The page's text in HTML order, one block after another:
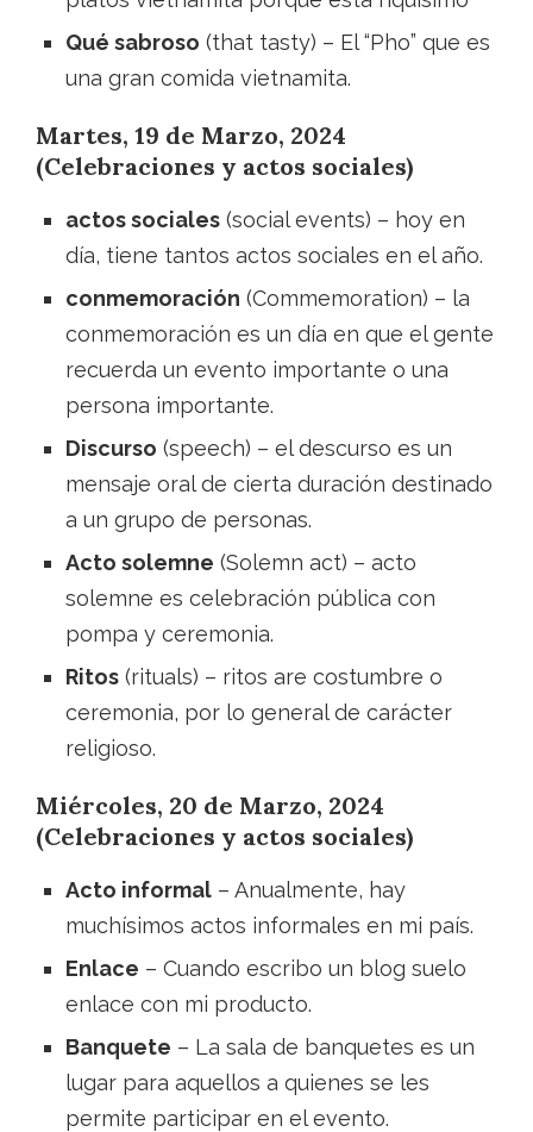
Qué sabroso (that tasty) – El “Pho” que es
una gran comida vietnamita.
Martes, 19 de Marzo, 2024
(Celebraciones y actos sociales)
actos sociales (social events) – hoy en
día, tiene tantos actos sociales en el año.
conmemoración (Commemoration) – la
conmemoración es un día en que el gente
recuerda un evento importante o una
persona importante.
Discurso (speech) – el descurso es un
mensaje oral de cierta duración destinado
a un grupo de personas.
Acto solemne (Solemn act) – acto
solemne es celebración pública con
pompa y ceremonia.
Ritos (rituals) – ritos are costumbre o
ceremonia, por lo general de carácter
religioso.
Miércoles, 20 de Marzo, 2024
(Celebraciones y actos sociales)
Acto informal – Anualmente, hay
muchísimos actos informales en mi país.
Enlace – Cuando escribo un blog suelo
enlace con mi producto.
Banquete – La sala de banquetes es un
lugar para aquellos a quienes se les
permite participar en el evento.